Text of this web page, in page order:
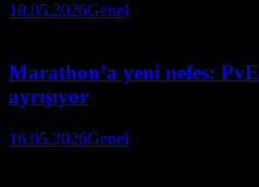
18.05.2026Genel
Marathon’a yeni nefes:
ayrışıyor
16.05.2026Genel